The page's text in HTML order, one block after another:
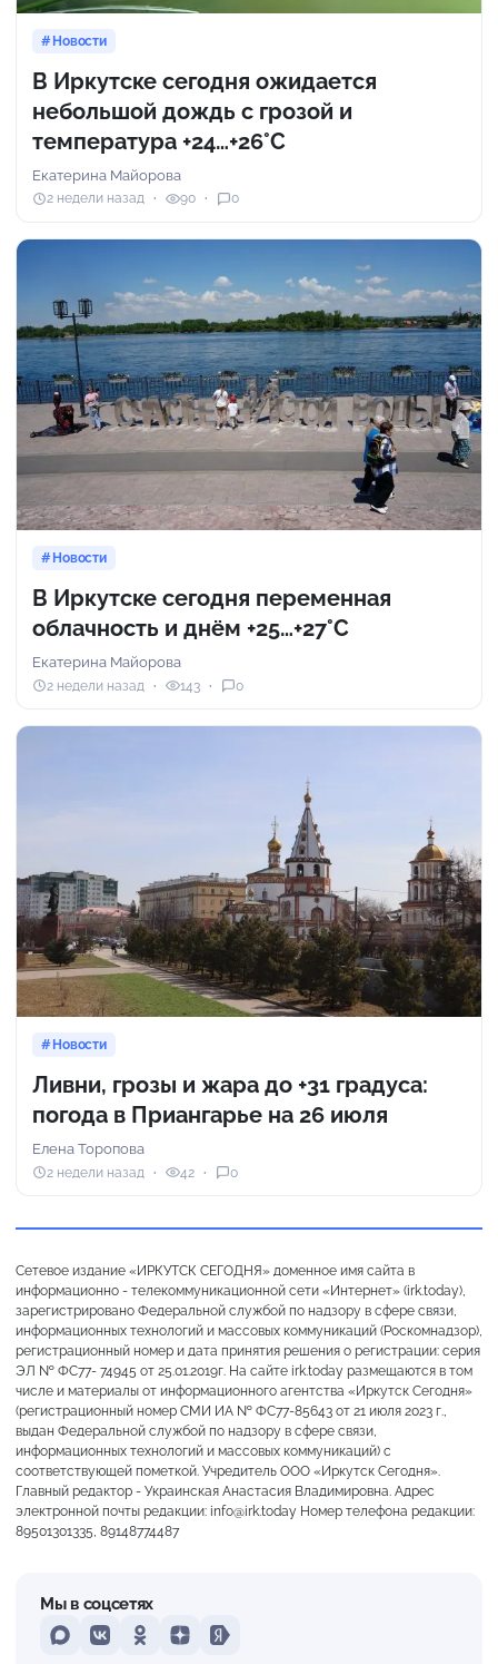
Новости
В Иркутске сегодня ожидается
небольшой дождь с грозой и
температура +24…+26°C
Екатерина Майорова
2 недели назад 90 0
Новости
В Иркутске сегодня переменная
облачность и днём +25…+27°С
Екатерина Майорова
2 недели назад 143 0
Новости
Ливни, грозы и жара до +31 градуса:
погода в Приангарье на 26 июля
Елена Торопова
2 недели назад 42 0
Сетевое издание «ИРКУТСК СЕГОДНЯ» доменное имя сайта в
информационно - телекоммуникационной сети «Интернет» (irk.today),
зарегистрировано Федеральной службой по надзору в сфере связи,
информационных технологий и массовых коммуникаций (Роскомнадзор),
регистрационный номер и дата принятия решения о регистрации: серия
ЭЛ № ФС77- 74945 от 25.01.2019г. На сайте irk.today размещаются в том
числе и материалы от информационного агентства «Иркутск Сегодня»
(регистрационный номер СМИ ИА № ФС77-85643 от 21 июля 2023 г.,
выдан Федеральной службой по надзору в сфере связи,
информационных технологий и массовых коммуникаций) с
соответствующей пометкой. Учредитель ООО «Иркутск Сегодня».
Главный редактор - Украинская Анастасия Владимировна. Адрес
электронной почты редакции: info@irk.today Номер телефона редакции:
89501301335, 89148774487
Мы в соцсетях
MAXVKontakteOdnoklassniki
DzenYandex